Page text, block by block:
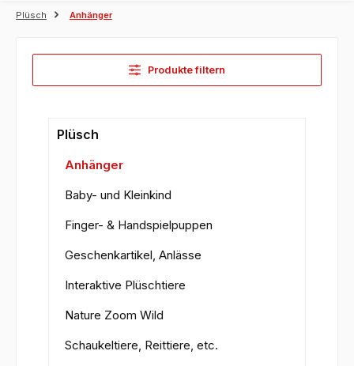
Plüsch Anhänger
Produkte filtern
Plüsch
Anhänger
Baby- und Kleinkind
Finger- & Handspielpuppen
Geschenkartikel, Anlässe
Interaktive Plüschtiere
Nature Zoom Wild
Schaukeltiere, Reittiere, etc.